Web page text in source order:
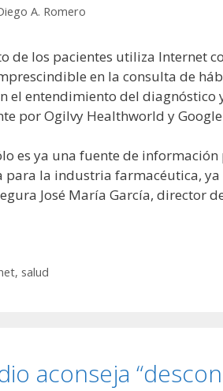
A. Romero
de los pacientes utiliza Internet
en la consulta de
el entendimiento del
por Ogilvy Healthworld y
es ya una fuente de
para la industria farmacéutica,
José María García, director
, salud
aconseja